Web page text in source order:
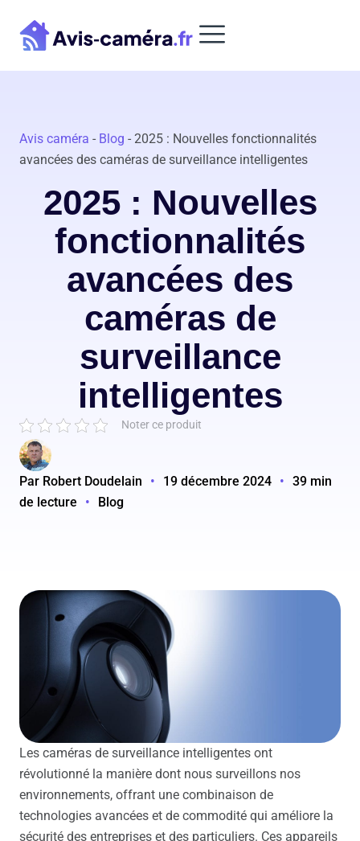
contenu
Avis caméra - Blog - 2025 : Nouvelles fonctionnalités
avancées des caméras de surveillance intelligentes
2025 : Nouvelles
fonctionnalités
avancées des
caméras de
surveillance
intelligentes
Noter ce produit
Par Robert Doudelain • 19 décembre 2024 • 39 min
de lecture
• Blog
Les caméras de surveillance intelligentes ont
révolutionné la manière dont nous surveillons nos
environnements, offrant une combinaison de
technologies avancées et de commodité qui améliore la
sécurité des entreprises et des particuliers. Ces appareils